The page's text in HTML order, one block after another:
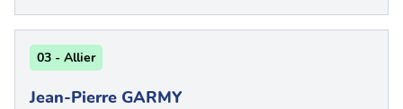
03 - Allier
Jean-Pierre GARMY